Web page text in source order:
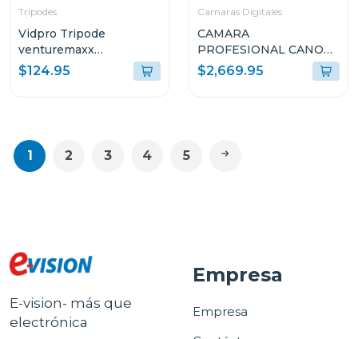
Trípodes
Vidpro Tripode
venturemaxx
professional travel at-72
$124.95
Camaras Digitales
CAMARA
PROFESIONAL CANON
DIGITAL MIRRORLESS
EOS R6 MARK III SOLO
$2,669.95
1 2 3 4 5
E-vision- más que
electrónica
Empresa
Empresa